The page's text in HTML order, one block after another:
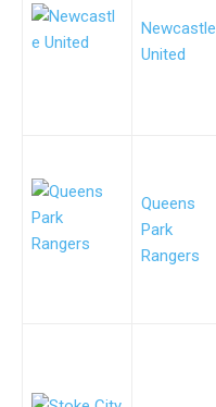
Newcastle
United
Queens
Park
Rangers